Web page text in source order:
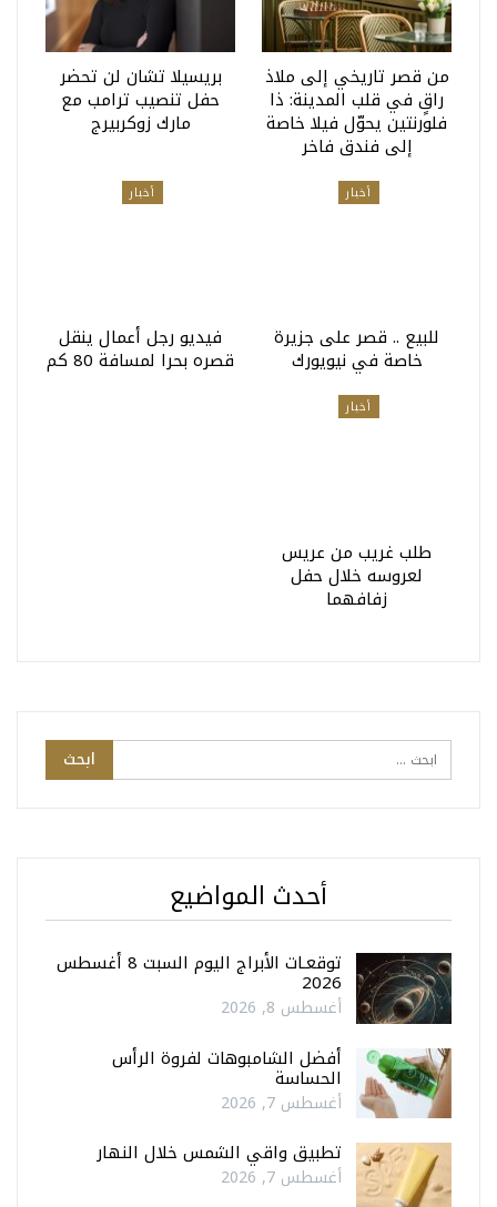
من قصر تاريخي إلى ملاذ
راقٍ في قلب المدينة: ذا
فلورنتين يحوّل فيلا خاصة
إلى فندق فاخر
بريسيلا تشان لن تحضر
حفل تنصيب ترامب مع
مارك زوكربيرج
أخبار
للبيع .. قصر على جزيرة
خاصة في نيويورك
أخبار
فيديو رجل أعمال ينقل
قصره بحرا لمسافة 80 كم
أخبار
طلب غريب من عريس
لعروسه خلال حفل
زفافهما
أحدث المواضيع
توقعـات الأبراج اليوم السبت 8 أغسطس
2026
أغسطس 8, 2026
أفضل الشامبوهات لفروة الرأس
الحساسة
أغسطس 7, 2026
تطبيق واقي الشمس خلال النهار
أغسطس 7, 2026